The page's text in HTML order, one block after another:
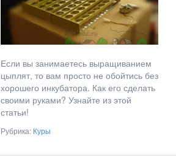
Если вы занимаетесь выращиванием
цыплят, то вам просто не обойтись без
хорошего инкубатора. Как его сделать
своими руками? Узнайте из этой
статьи!
Рубрика: Куры